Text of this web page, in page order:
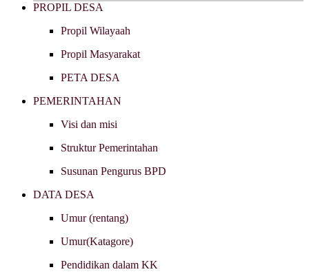
PROPIL DESA
Propil Wilayaah
Propil Masyarakat
PETA DESA
PEMERINTAHAN
Visi dan misi
Struktur Pemerintahan
Susunan Pengurus BPD
DATA DESA
Umur (rentang)
Umur(Katagore)
Pendidikan dalam KK